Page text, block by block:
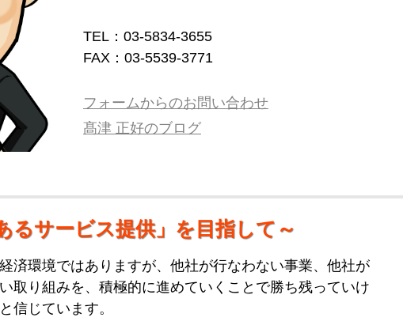
TEL：03-5834-3655
FAX：03-5539-3771
フォームからのお問い合わせ
髙津 正好のブログ
るサービス提供」を目指して～
済環境ではありますが、他社が行なわない事業、他社が
取り組みを、積極的に進めていくことで勝ち残っていけ
信じています。